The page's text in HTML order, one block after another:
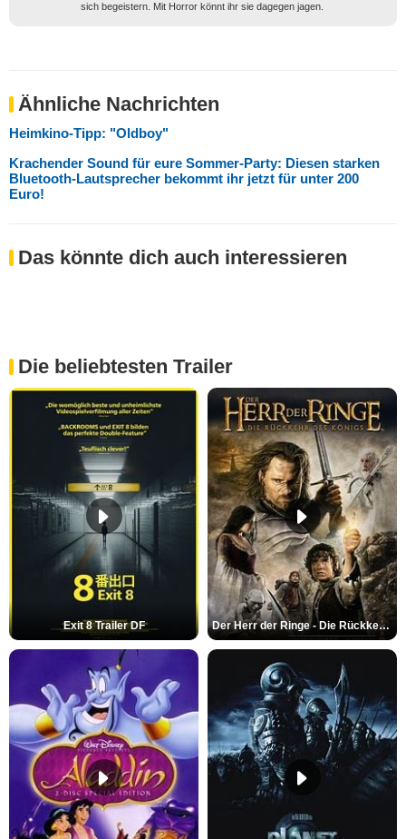
sich begeistern. Mit Horror könnt ihr sie dagegen jagen.
Ähnliche Nachrichten
Heimkino-Tipp: "Oldboy"
Krachender Sound für eure Sommer-Party: Diesen starken
Bluetooth-Lautsprecher bekommt ihr jetzt für unter 200
Euro!
Das könnte dich auch interessieren
Die beliebtesten Trailer
Exit 8 Trailer DF Der Herr der Ringe - Die Rückkehr des Königs Trailer OV